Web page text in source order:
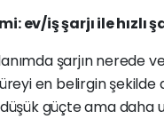
ev/iş şarjı ile hızlı
şarjın nerede
en belirgin şekilde
düşük güçte ama daha